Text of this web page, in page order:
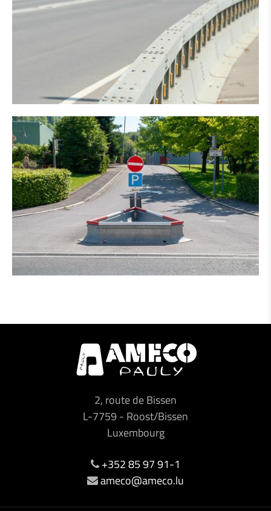
2, route de Bissen
L-7759- Roost/Bissen
Luxembourg
+352 85 97 91-1
ameco@ameco.lu